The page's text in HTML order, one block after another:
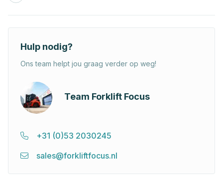
Hulp nodig?
Ons team helpt jou graag verder op weg!
Team Forklift Focus
+31 (0)53 2030245
sales@forkliftfocus.nl